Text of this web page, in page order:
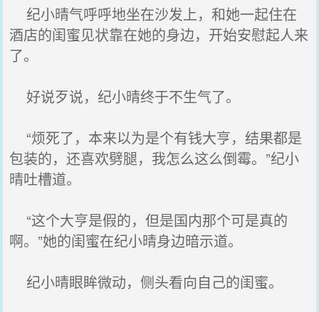
纪小晴气呼呼地坐在沙发上，和她一起住在
酒店的闺蜜见状靠在她的身边，开始安慰起人来
了。
好说歹说，纪小晴终于不生气了。
“烦死了，本来以为是个有钱大亨，结果都是
包装的，还喜欢劈腿，我怎么这么倒霉。”纪小
晴吐槽道。
“这个大亨是假的，但是国内那个可是真的
啊。”她的闺蜜在纪小晴身边暗示道。
纪小晴眼眸微动，侧头看向自己的闺蜜。